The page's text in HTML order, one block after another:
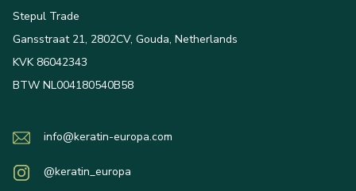
Stepul Trade
Gansstraat 21, 2802CV, Gouda, Netherlands
KVK 86042343
BTW NL004180540B58
info@keratin-europa.com
@keratin_europa